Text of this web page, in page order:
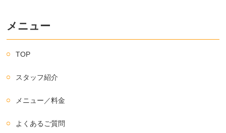
メニュー
TOP
スタッフ紹介
メニュー／料金
よくあるご質問